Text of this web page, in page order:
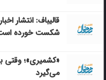
قالیباف: انتشار
شکست خورده
«کشمیری»؛ وقتی
می‌گیرد